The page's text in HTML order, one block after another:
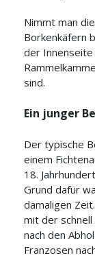
Nimmt man
Borkenkäfern
der Innenseite
sind.
Ein junger
Der typische
einem
18.
Grund dafür
damaligen
mit der schnell
nach den
Franzosen